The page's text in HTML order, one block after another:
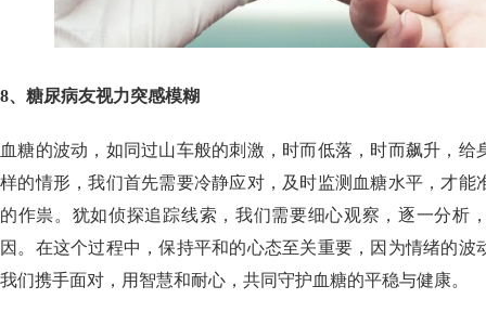
8、糖尿病友视力突感模糊
血糖的波动，如同过山车般的刺激，时而低落，时而飙升，给
样的情形，我们首先需要冷静应对，及时监测血糖水平，才能
的作祟。犹如侦探追踪线索，我们需要细心观察，逐一分析
因。在这个过程中，保持平和的心态至关重要，因为情绪的波
我们携手面对，用智慧和耐心，共同守护血糖的平稳与健康。